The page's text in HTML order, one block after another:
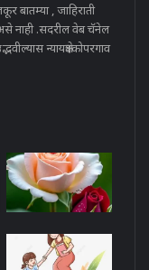
बातम्या , जाहिराती
नाही .सदरील वेब चॅनेल
न्यायक्षेत्रकोपरगाव